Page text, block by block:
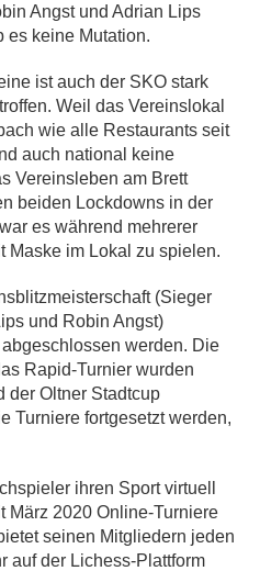
Angst und Adrian Lips
es keine Mutation.
ist auch der SKO stark
Weil das Vereinslokal
wie alle Restaurants seit
auch national keine
Vereinsleben am Brett
beiden Lockdowns in der
es während mehrerer
Maske im Lokal zu spielen.
(Sieger
und Robin Angst)
werden. Die
Rapid-Turnier wurden
der Oltner Stadtcup
Turniere fortgesetzt werden,
ihren Sport virtuell
März 2020 Online-Turniere
seinen Mitgliedern jeden
auf der Lichess-Plattform